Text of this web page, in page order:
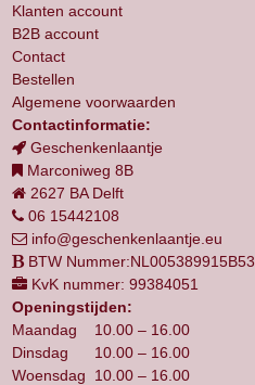
Klanten account
B2B account
Contact
Bestellen
Algemene voorwaarden
Contactinformatie:
Geschenkenlaantje
Marconiweg 8B
2627 BA Delft
06 15442108
info@geschenkenlaantje.eu
BTW Nummer:NL005389915B53
KvK nummer: 99384051
Openingstijden:
Maandag 10.00 – 16.00
Dinsdag 10.00 – 16.00
Woensdag 10.00 – 16.00